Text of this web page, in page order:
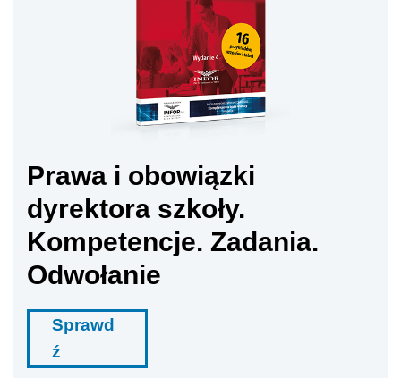
Prawa i obowiązki
dyrektora szkoły.
Kompetencje. Zadania.
Odwołanie
Sprawd
ź